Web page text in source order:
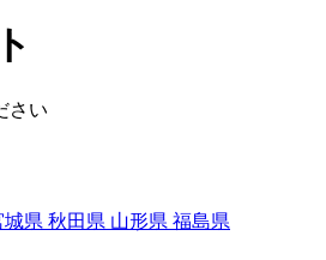
さい
城県 秋田県 山形県 福島県